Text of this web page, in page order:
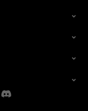
Discord